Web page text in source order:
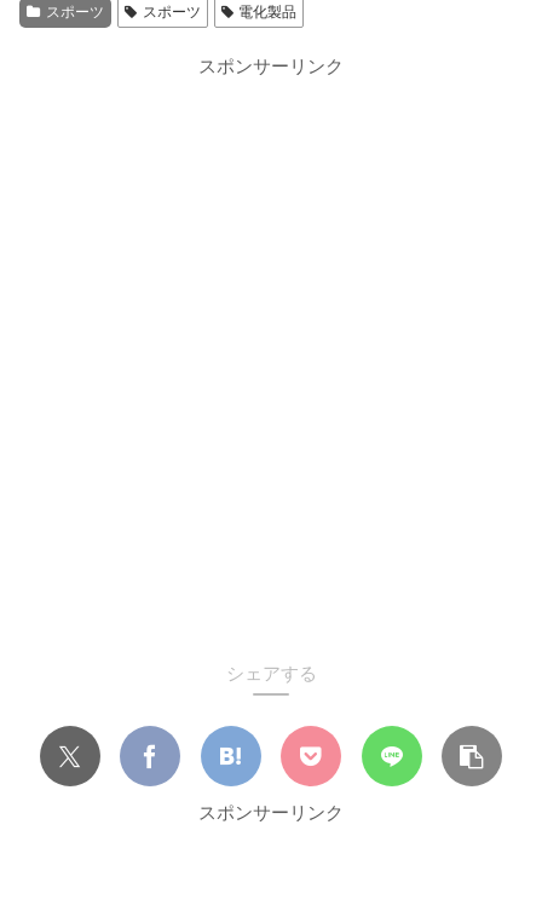
スポーツ スポーツ 電化製品
スポンサーリンク
シェアする
スポンサーリンク